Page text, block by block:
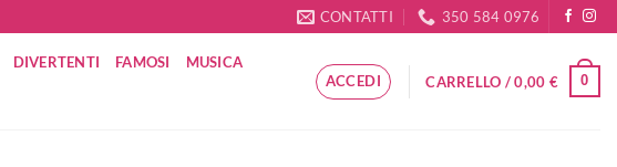
CONTATTI 350 584 0976
DIVERTENTI FAMOSI MUSICA
ACCEDI CARRELLO /0,00 € 0